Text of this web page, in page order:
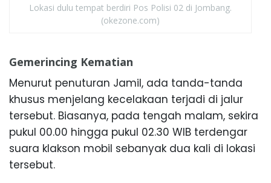
Lokasi dulu tempat berdiri Pos Polisi 02 di Jombang.
(okezone.com)
Gemerincing Kematian
Menurut penuturan Jamil, ada tanda-tanda
khusus menjelang kecelakaan terjadi di jalur
tersebut. Biasanya, pada tengah malam, sekira
pukul 00.00 hingga pukul 02.30 WIB terdengar
suara klakson mobil sebanyak dua kali di lokasi
tersebut.